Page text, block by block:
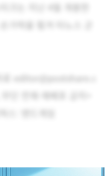
크는 지난 4월 개봉한
가락을 튕겨 타노스 군
료 editor@postshare.c
단 전재-재배포 금지>